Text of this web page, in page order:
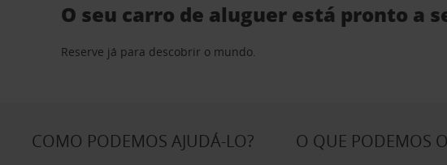
O seu carro de aluguer está pronto a
Reserve já para descobrir o mundo.
COMO PODEMOS AJUDÁ-LO? O QUE PODEMOS